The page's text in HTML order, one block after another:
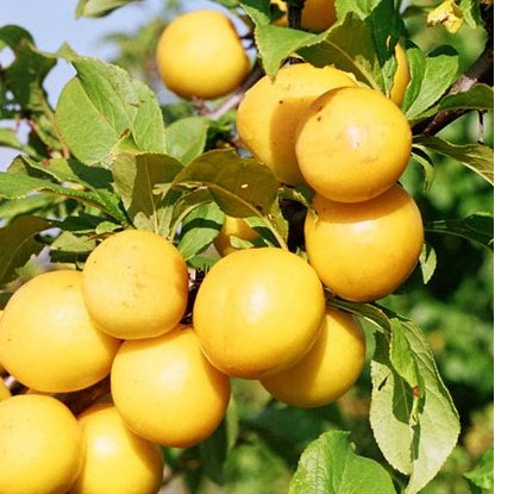
Выберите город
Обратный звонокЗаказать обратный звонок
Каталог
Семена
Грунты
Газонные травы, сидераты
Горшки, рассадники, аксессуары
Посадочный материал
Садовый инструмент, инвентарь
Консервирование
Средства защиты, удобрения, добавки, химия